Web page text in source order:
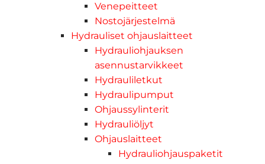
Venepeitteet
Nostojärjestelmä
Hydrauliset ohjauslaitteet
Hydrauliohjauksen
asennustarvikkeet
Hydrauliletkut
Hydraulipumput
Ohjaussylinterit
Hydrauliöljyt
Ohjauslaitteet
Hydrauliohjauspaketit